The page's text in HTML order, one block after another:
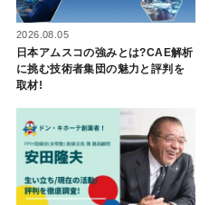
2026.08.05
日本アムスコの強みとは?CAE解析
に挑む技術者集団の魅力と評判を
取材!